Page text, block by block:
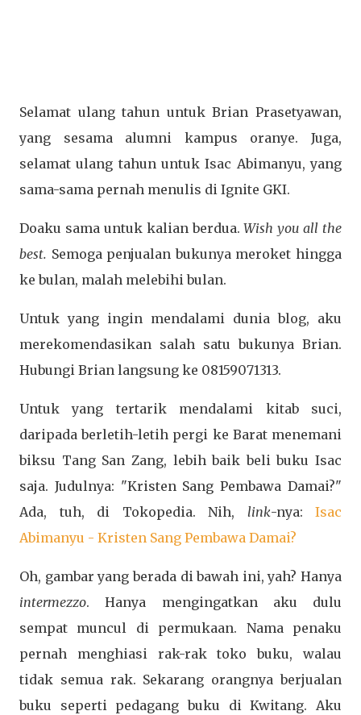
Selamat ulang tahun untuk Brian Prasetyawan,
yang sesama alumni kampus oranye. Juga,
selamat ulang tahun untuk Isac Abimanyu, yang
sama-sama pernah menulis di Ignite GKI.
Doaku sama untuk kalian berdua.Wish you all the
best. Semoga penjualan bukunya meroket hingga
ke bulan, malah melebihi bulan.
Untuk yang ingin mendalami dunia blog, aku
merekomendasikan salah satu bukunya Brian.
Hubungi Brian langsung ke 08159071313.
Untuk yang tertarik mendalami kitab suci,
daripada berletih-letih pergi ke Barat menemani
biksu Tang San Zang, lebih baik beli buku Isac
saja. Judulnya: "Kristen Sang Pembawa Damai?"
Ada, tuh, di Tokopedia. Nih, link-nya: Isac
Abimanyu - Kristen Sang Pembawa Damai?
Oh, gambar yang berada di bawah ini, yah? Hanya
intermezzo. Hanya mengingatkan aku dulu
sempat muncul di permukaan. Nama penaku
pernah menghiasi rak-rak toko buku, walau
tidak semua rak. Sekarang orangnya berjualan
buku seperti pedagang buku di Kwitang. Aku